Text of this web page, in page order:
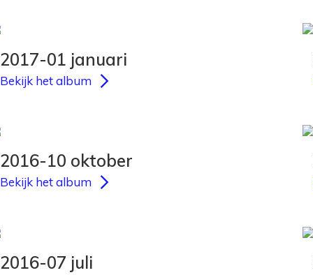
2017-01 januari
Bekijk het album
2016-10 oktober
Bekijk het album
2016-07 juli